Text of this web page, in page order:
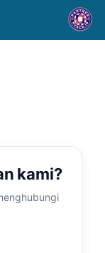
kami?